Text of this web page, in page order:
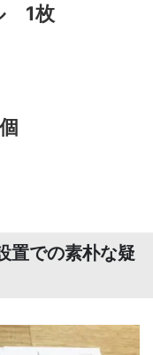
1枚
置での素朴な疑